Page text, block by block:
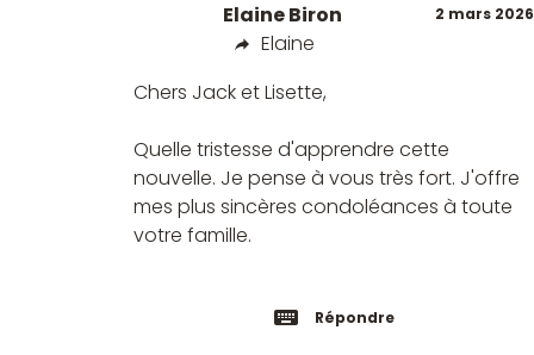
2 mars 2026
Elaine Biron
Elaine
Chers Jack et Lisette,
Quelle tristesse d'apprendre cette
nouvelle. Je pense à vous très fort. J'offre
mes plus sincères condoléances à toute
votre famille.
Répondre